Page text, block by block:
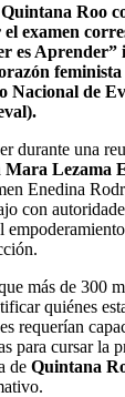
Roo
examen
es Aprender”
Nacional de
durante una
Mara Lezama
Enedina
con
más de 300
quiénes
requerían
para cursar la
de Quintana